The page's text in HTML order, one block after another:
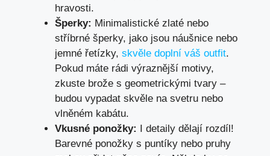
hravosti.
Šperky: Minimalistické zlaté nebo‌
stříbrné šperky, jako jsou náušnice⁣ nebo
jemné ‍řetízky, skvěle doplní váš outfit.
Pokud ‍máte rádi ⁢výraznější motivy,
zkuste brože s geometrickými tvary⁤ –
budou vypadat skvěle na svetru nebo
vlněném kabátu.
Vkusné ‍ponožky: I detaily ‍dělají rozdíl!
Barevné ponožky s puntíky ⁢nebo ‌pruhy⁣